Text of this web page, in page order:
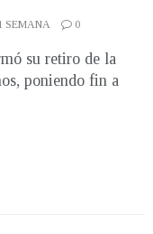
SEMANA 0
su retiro de la
poniendo fin a